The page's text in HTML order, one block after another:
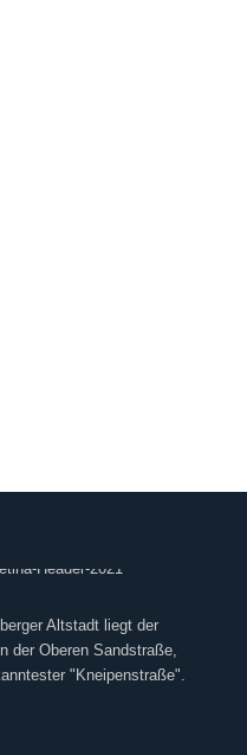
Altstadt liegt der
der Oberen Sandstraße,
"Kneipenstraße".